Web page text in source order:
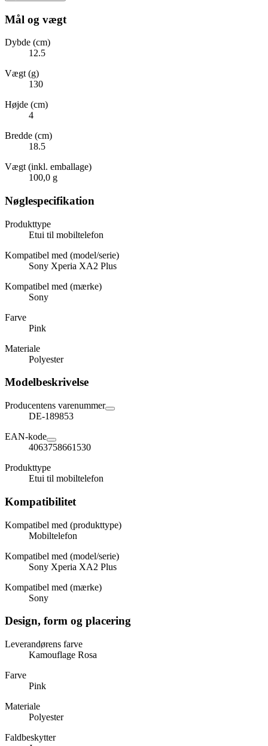
Mål og vægt
Dybde (cm)
12.5
Vægt (g)
130
Højde (cm)
4
Bredde (cm)
18.5
Vægt (inkl. emballage)
100,0 g
Nøglespecifikation
Produkttype
Etui til mobiltelefon
Kompatibel med (model/serie)
Sony Xperia XA2 Plus
Kompatibel med (mærke)
Sony
Farve
Pink
Materiale
Polyester
Modelbeskrivelse
Producentens varenummer
DE-189853
EAN-kode
4063758661530
Produkttype
Etui til mobiltelefon
Kompatibilitet
Kompatibel med (produkttype)
Mobiltelefon
Kompatibel med (model/serie)
Sony Xperia XA2 Plus
Kompatibel med (mærke)
Sony
Design, form og placering
Leverandørens farve
Kamouflage Rosa
Farve
Pink
Materiale
Polyester
Faldbeskytter